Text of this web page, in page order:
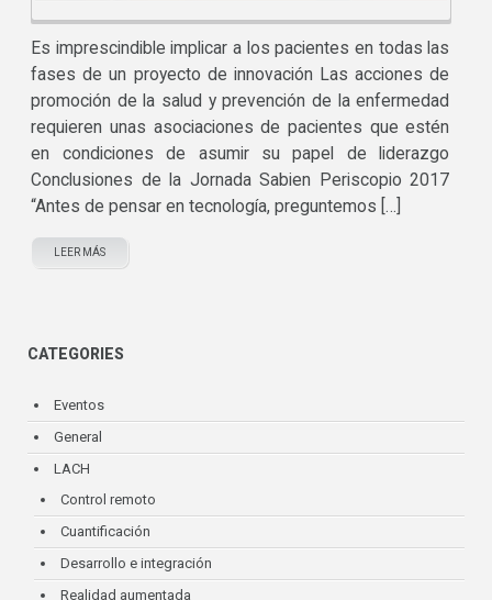
Es imprescindible implicar a los pacientes en todas las
fases de un proyecto de innovación Las acciones de
promoción de la salud y prevención de la enfermedad
requieren unas asociaciones de pacientes que estén
en condiciones de asumir su papel de liderazgo
Conclusiones de la Jornada Sabien Periscopio 2017
“Antes de pensar en tecnología, preguntemos […]
LEER MÁS
CATEGORIES
Eventos
General
LACH
Control remoto
Cuantificación
Desarrollo e integración
Realidad aumentada